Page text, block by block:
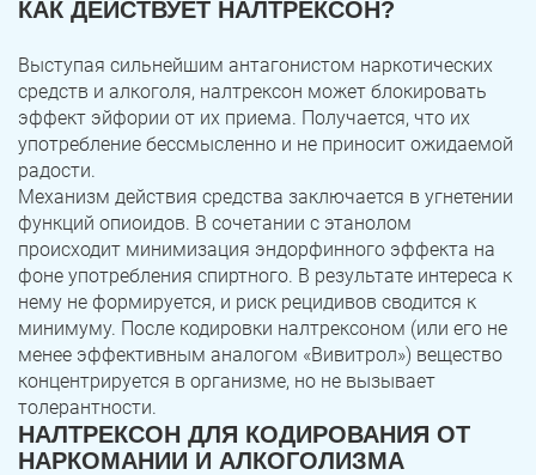
КАК ДЕЙСТВУЕТ НАЛТРЕКСОН?
Выступая сильнейшим антагонистом наркотических
средств и алкоголя, налтрексон может блокировать
эффект эйфории от их приема. Получается, что их
употребление бессмысленно и не приносит ожидаемой
радости.
Механизм действия средства заключается в угнетении
функций опиоидов. В сочетании с этанолом
происходит минимизация эндорфинного эффекта на
фоне употребления спиртного. В результате интереса к
нему не формируется, и риск рецидивов сводится к
минимуму. После кодировки налтрексоном (или его не
менее эффективным аналогом «Вивитрол») вещество
концентрируется в организме, но не вызывает
толерантности.
НАЛТРЕКСОН ДЛЯ КОДИРОВАНИЯ ОТ
НАРКОМАНИИ И АЛКОГОЛИЗМА